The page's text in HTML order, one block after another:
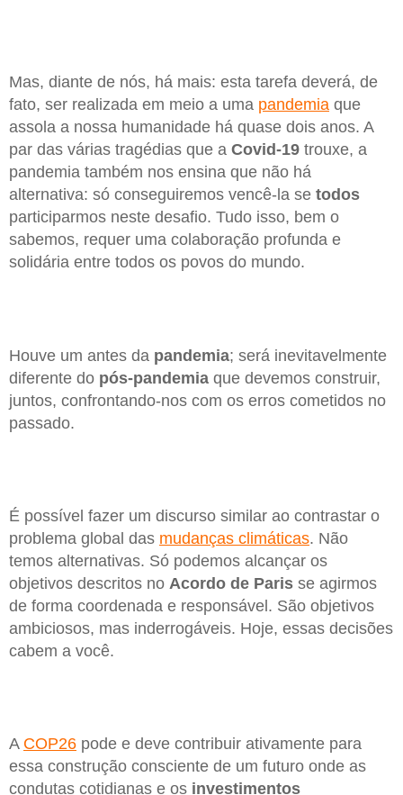
Mas, diante de nós, há mais: esta tarefa deverá, de
fato, ser realizada em meio a uma pandemia que
assola a nossa humanidade há quase dois anos. A
par das várias tragédias que a Covid-19 trouxe, a
pandemia também nos ensina que não há
alternativa: só conseguiremos vencê-la se todos
participarmos neste desafio. Tudo isso, bem o
sabemos, requer uma colaboração profunda e
solidária entre todos os povos do mundo.
Houve um antes da pandemia; será inevitavelmente
diferente do pós-pandemia que devemos construir,
juntos, confrontando-nos com os erros cometidos no
passado.
É possível fazer um discurso similar ao contrastar o
problema global das mudanças climáticas. Não
temos alternativas. Só podemos alcançar os
objetivos descritos no Acordo de Paris se agirmos
de forma coordenada e responsável. São objetivos
ambiciosos, mas inderrogáveis. Hoje, essas decisões
cabem a você.
A COP26 pode e deve contribuir ativamente para
essa construção consciente de um futuro onde as
condutas cotidianas e os investimentos